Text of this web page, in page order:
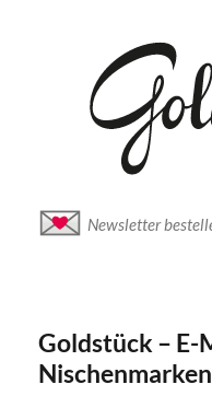
Newsletter
Goldstück – E-
Nischenmarken